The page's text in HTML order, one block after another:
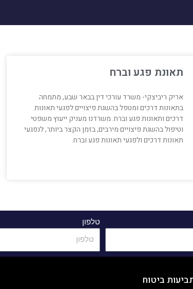
תאונת פגע וברח
אריק ריביצקי- משרד עורכי דין בבאר שבע, מתמחה
בתאונות דרכים ומטפל בהשגת פיצויים לפגעי תאונות
דרכים ותאונות פגע וברח. משרדנו מעניק ייעוץ משפטי
וטיפול בהשגת פיצויים מירבים, בזמן הקצר ביותר, לנפגעי
תאונות דרכים ולפגעי תאונות פגע וברח.
טלפון
ביטוח